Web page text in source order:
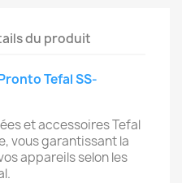
du produit
Tefal SS-
et accessoires Tefal
vous garantissant la
appareils selon les